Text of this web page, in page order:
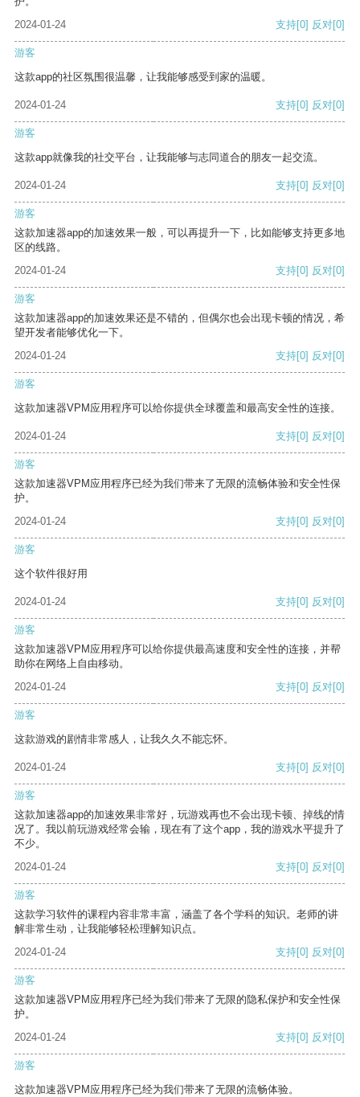
2024-01-24
支持[0] 反对[0]
游客
这款app的社区氛围很温馨，让我能够感受到家的温暖。
2024-01-24 支持[0] 反对[0]
游客
这款app就像我的社交平台，让我能够与志同道合的朋友一起交流。
2024-01-24 支持[0] 反对[0]
游客
这款加速器app的加速效果一般，可以再提升一下，比如能够支持更多地
区的线路。
2024-01-24
支持[0] 反对[0]
游客
这款加速器app的加速效果还是不错的，但偶尔也会出现卡顿的情况，希
望开发者能够优化一下。
2024-01-24
支持[0] 反对[0]
游客
这款加速器VPM应用程序可以给你提供全球覆盖和最高安全性的连接。
2024-01-24 支持[0] 反对[0]
游客
这款加速器VPM应用程序已经为我们带来了无限的流畅体验和安全性保
护。
2024-01-24
支持[0] 反对[0]
游客
这个软件很好用
2024-01-24 支持[0] 反对[0]
游客
这款加速器VPM应用程序可以给你提供最高速度和安全性的连接，并帮
助你在网络上自由移动。
2024-01-24
支持[0] 反对[0]
游客
这款游戏的剧情非常感人，让我久久不能忘怀。
2024-01-24 支持[0] 反对[0]
游客
这款加速器app的加速效果非常好，玩游戏再也不会出现卡顿、掉线的情
况了。我以前玩游戏经常会输，现在有了这个app，我的游戏水平提升了
不少。
2024-01-24
支持[0] 反对[0]
游客
这款学习软件的课程内容非常丰富，涵盖了各个学科的知识。老师的讲
解非常生动，让我能够轻松理解知识点。
2024-01-24
支持[0] 反对[0]
游客
这款加速器VPM应用程序已经为我们带来了无限的隐私保护和安全性保
护。
2024-01-24
支持[0] 反对[0]
游客
这款加速器VPM应用程序已经为我们带来了无限的流畅体验。